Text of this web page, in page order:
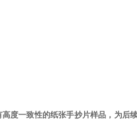
度一致性的纸张手抄片样品，为